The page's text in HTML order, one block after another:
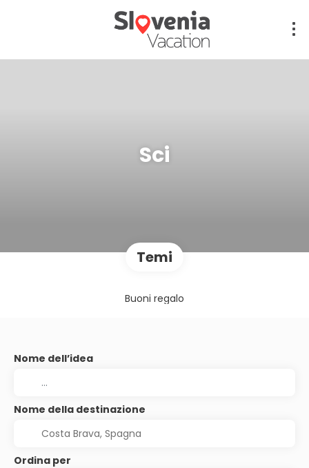
Sci
Temi
Buoni regalo
Nome dell’idea
Nome della destinazione
Ordina per